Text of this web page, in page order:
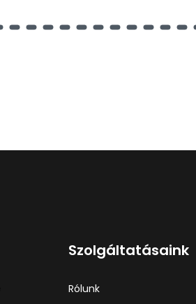
Szolgáltatásaink
Rólunk